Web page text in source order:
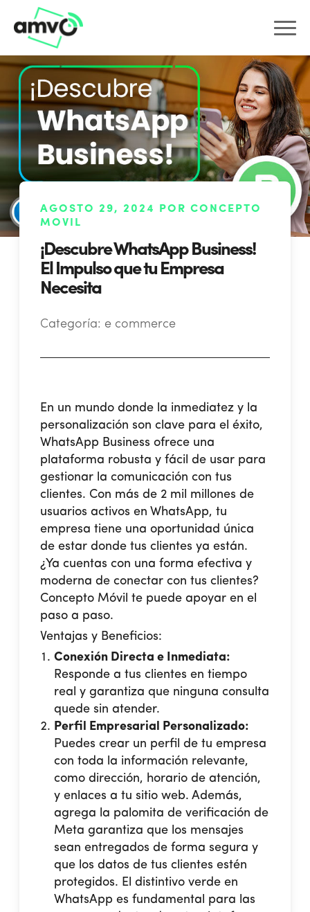
AGOSTO 29, 2024 POR CONCEPTO
MOVIL
¡Descubre WhatsApp Business!
El Impulso que tu Empresa
Necesita
Categoría: e commerce
En un mundo donde la inmediatez y la
personalización son clave para el éxito,
WhatsApp Business ofrece una
plataforma robusta y fácil de usar para
gestionar la comunicación con tus
clientes. Con más de 2 mil millones de
usuarios activos en WhatsApp, tu
empresa tiene una oportunidad única
de estar donde tus clientes ya están.
¿Ya cuentas con una forma efectiva y
moderna de conectar con tus clientes?
Concepto Móvil te puede apoyar en el
paso a paso.
Ventajas y Beneficios:
Conexión Directa e Inmediata:
Responde a tus clientes en tiempo
real y garantiza que ninguna consulta
quede sin atender.
Perfil Empresarial Personalizado:
Puedes crear un perfil de tu empresa
con toda la información relevante,
como dirección, horario de atención,
y enlaces a tu sitio web. Además,
agrega la palomita de verificación de
Meta garantiza que los mensajes
sean entregados de forma segura y
que los datos de tus clientes estén
protegidos. El distintivo verde en
WhatsApp es fundamental para las